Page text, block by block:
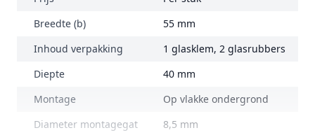
Breedte (b)
55 mm
Inhoud verpakking
1 glasklem, 2 glasrubbers
Diepte
40 mm
Montage
Op vlakke ondergrond
Diameter montagegat
8,5 mm